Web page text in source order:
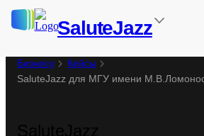
SaluteJazz
Бизнесу
Кейсы
SaluteJazz для МГУ имени